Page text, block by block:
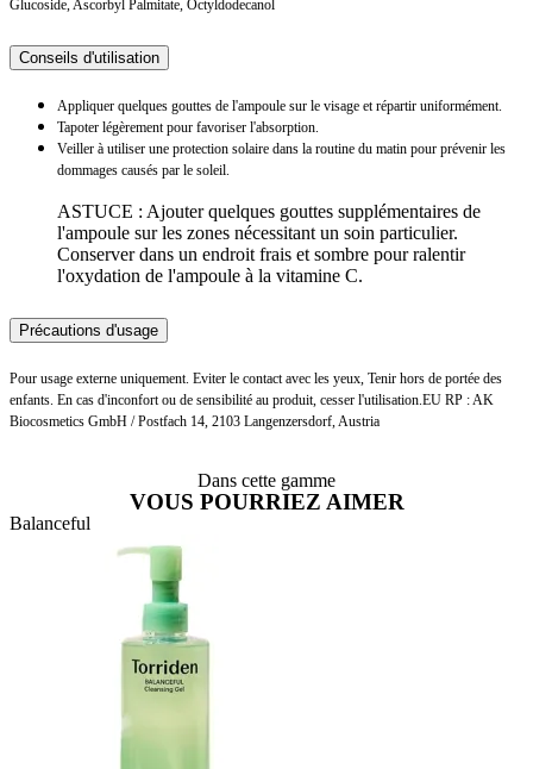
Glucoside, Ascorbyl Palmitate, Octyldodecanol
Conseils d'utilisation
Appliquer quelques gouttes de l'ampoule sur le visage et répartir uniformément.
Tapoter légèrement pour favoriser l'absorption.
Veiller à utiliser une protection solaire dans la routine du matin pour prévenir les
dommages causés par le soleil.
ASTUCE : Ajouter quelques gouttes supplémentaires de
l'ampoule sur les zones nécessitant un soin particulier.
Conserver dans un endroit frais et sombre pour ralentir
l'oxydation de l'ampoule à la vitamine C.
Précautions d'usage
Pour usage externe uniquement. Eviter le contact avec les yeux, Tenir hors de portée des
enfants. En cas d'inconfort ou de sensibilité au produit, cesser l'utilisation.EU RP : AK
Biocosmetics GmbH / Postfach 14, 2103 Langenzersdorf, Austria
Dans cette gamme
VOUS POURRIEZ AIMER
Balanceful